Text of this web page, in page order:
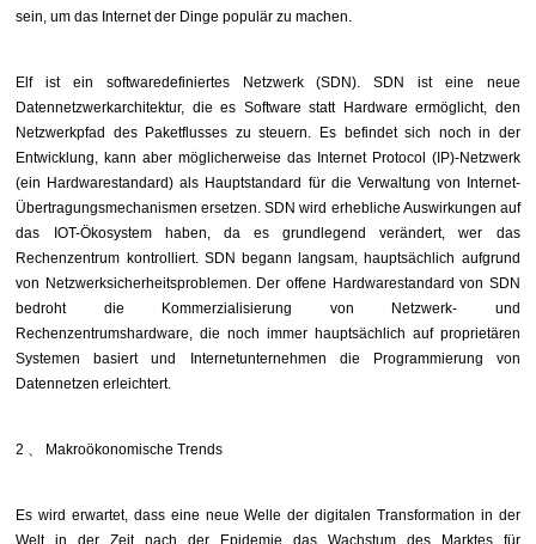
sein, um das Internet der Dinge populär zu machen.
Elf ist ein softwaredefiniertes Netzwerk (SDN). SDN ist eine neue
Datennetzwerkarchitektur, die es Software statt Hardware ermöglicht, den
Netzwerkpfad des Paketflusses zu steuern. Es befindet sich noch in der
Entwicklung, kann aber möglicherweise das Internet Protocol (IP)-Netzwerk
(ein Hardwarestandard) als Hauptstandard für die Verwaltung von Internet-
Übertragungsmechanismen ersetzen. SDN wird erhebliche Auswirkungen auf
das IOT-Ökosystem haben, da es grundlegend verändert, wer das
Rechenzentrum kontrolliert. SDN begann langsam, hauptsächlich aufgrund
von Netzwerksicherheitsproblemen. Der offene Hardwarestandard von SDN
bedroht die Kommerzialisierung von Netzwerk- und
Rechenzentrumshardware, die noch immer hauptsächlich auf proprietären
Systemen basiert und Internetunternehmen die Programmierung von
Datennetzen erleichtert.
2 、 Makroökonomische Trends
Es wird erwartet, dass eine neue Welle der digitalen Transformation in der
Welt in der Zeit nach der Epidemie das Wachstum des Marktes für